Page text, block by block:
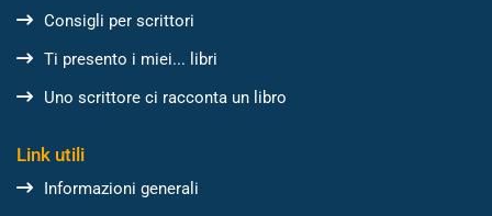
Consigli per scrittori
Ti presento i miei... libri
Uno scrittore ci racconta un libro
Link utili
Informazioni generali